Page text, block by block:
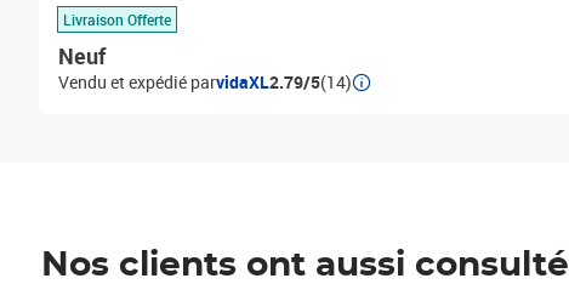
Livraison Offerte
Neuf
Vendu et expédié parvidaXL2.79/5(14)
Nos clients ont aussi consulté